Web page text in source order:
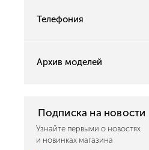
Телефония
Архив моделей
Подписка на новости
Узнайте первыми о новостях
и новинках магазина